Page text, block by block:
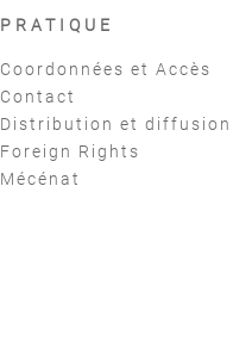
PRATIQUE
Coordonnées et Accès
Contact
Distribution et diffusion
Foreign Rights
Mécénat